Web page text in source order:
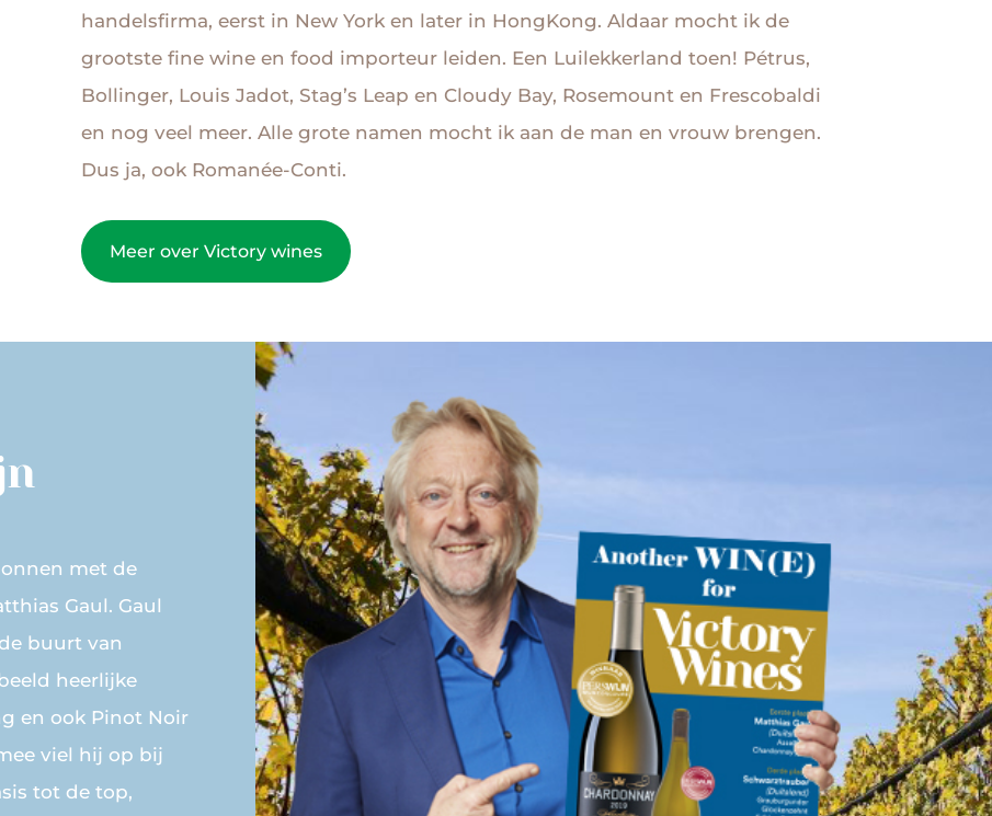
handelsfirma, eerst in New York en later in HongKong. Aldaar mocht ik de
grootste fine wine en food importeur leiden. Een Luilekkerland toen! Pétrus,
Bollinger, Louis Jadot, Stag’s Leap en Cloudy Bay, Rosemount en Frescobaldi
en nog veel meer. Alle grote namen mocht ik aan de man en vrouw brengen.
Dus ja, ook Romanée-Conti.
Meer over Victory wines
met de
Gaul. Gaul
buurt van
heerlijke
en ook Pinot Noir
viel hij op bij
tot de top,